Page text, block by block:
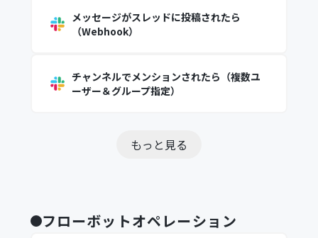
メッセージがスレッドに投稿されたら
（Webhook）
チャンネルでメンションされたら（複数ユ
ーザー＆グループ指定）
もっと見る
フローボットオペレーション